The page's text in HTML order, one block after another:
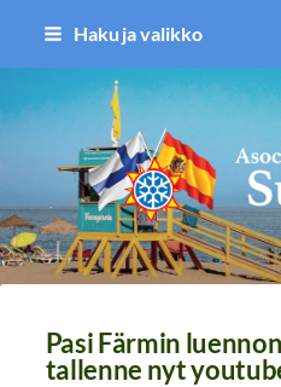
Siirry
sivun
sisältöön
Haku ja valikko
Pasi Färmin
tallenne nyt